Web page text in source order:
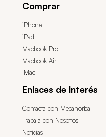
Comprar
iPhone
iPad
Macbook Pro
Macbook Air
iMac
Enlaces de Interés
Contacta con Mecanorba
Trabaja con Nosotros
Noticias